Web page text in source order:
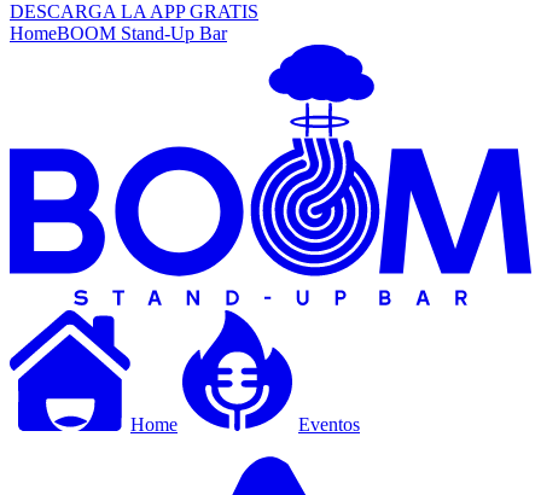
DESCARGA LA APP GRATIS
HomeBOOM Stand-Up Bar
Home Eventos